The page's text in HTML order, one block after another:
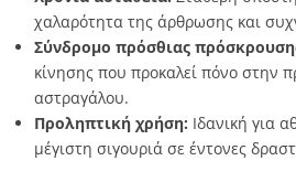
χαλαρότητα της άρθρωσης και
Σύνδρομο πρόσθιας
κίνησης που προκαλεί πόνο στην
αστραγάλου.
Προληπτική χρήση: Ιδανική για
μέγιστη σιγουριά σε έντονες